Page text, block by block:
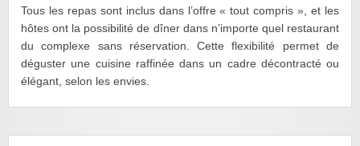
Tous les repas sont inclus dans l’offre « tout compris », et les
hôtes ont la possibilité de dîner dans n’importe quel restaurant
du complexe sans réservation. Cette flexibilité permet de
déguster une cuisine raffinée dans un cadre décontracté ou
élégant, selon les envies.